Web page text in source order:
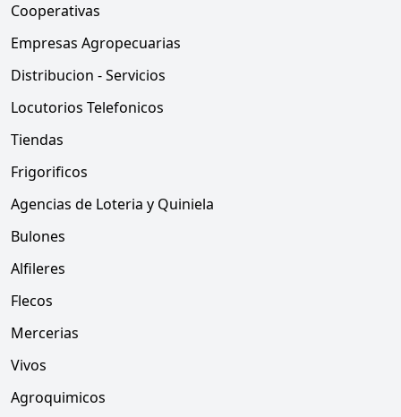
Cooperativas
Empresas Agropecuarias
Distribucion - Servicios
Locutorios Telefonicos
Tiendas
Frigorificos
Agencias de Loteria y Quiniela
Bulones
Alfileres
Flecos
Mercerias
Vivos
Agroquimicos